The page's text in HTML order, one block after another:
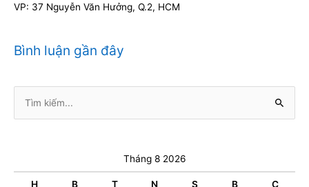
VP: 37 Nguyễn Văn Hưởng, Q.2, HCM
Bình luận gần đây
kiếm:
Tháng 8 2026
H B T N S B C